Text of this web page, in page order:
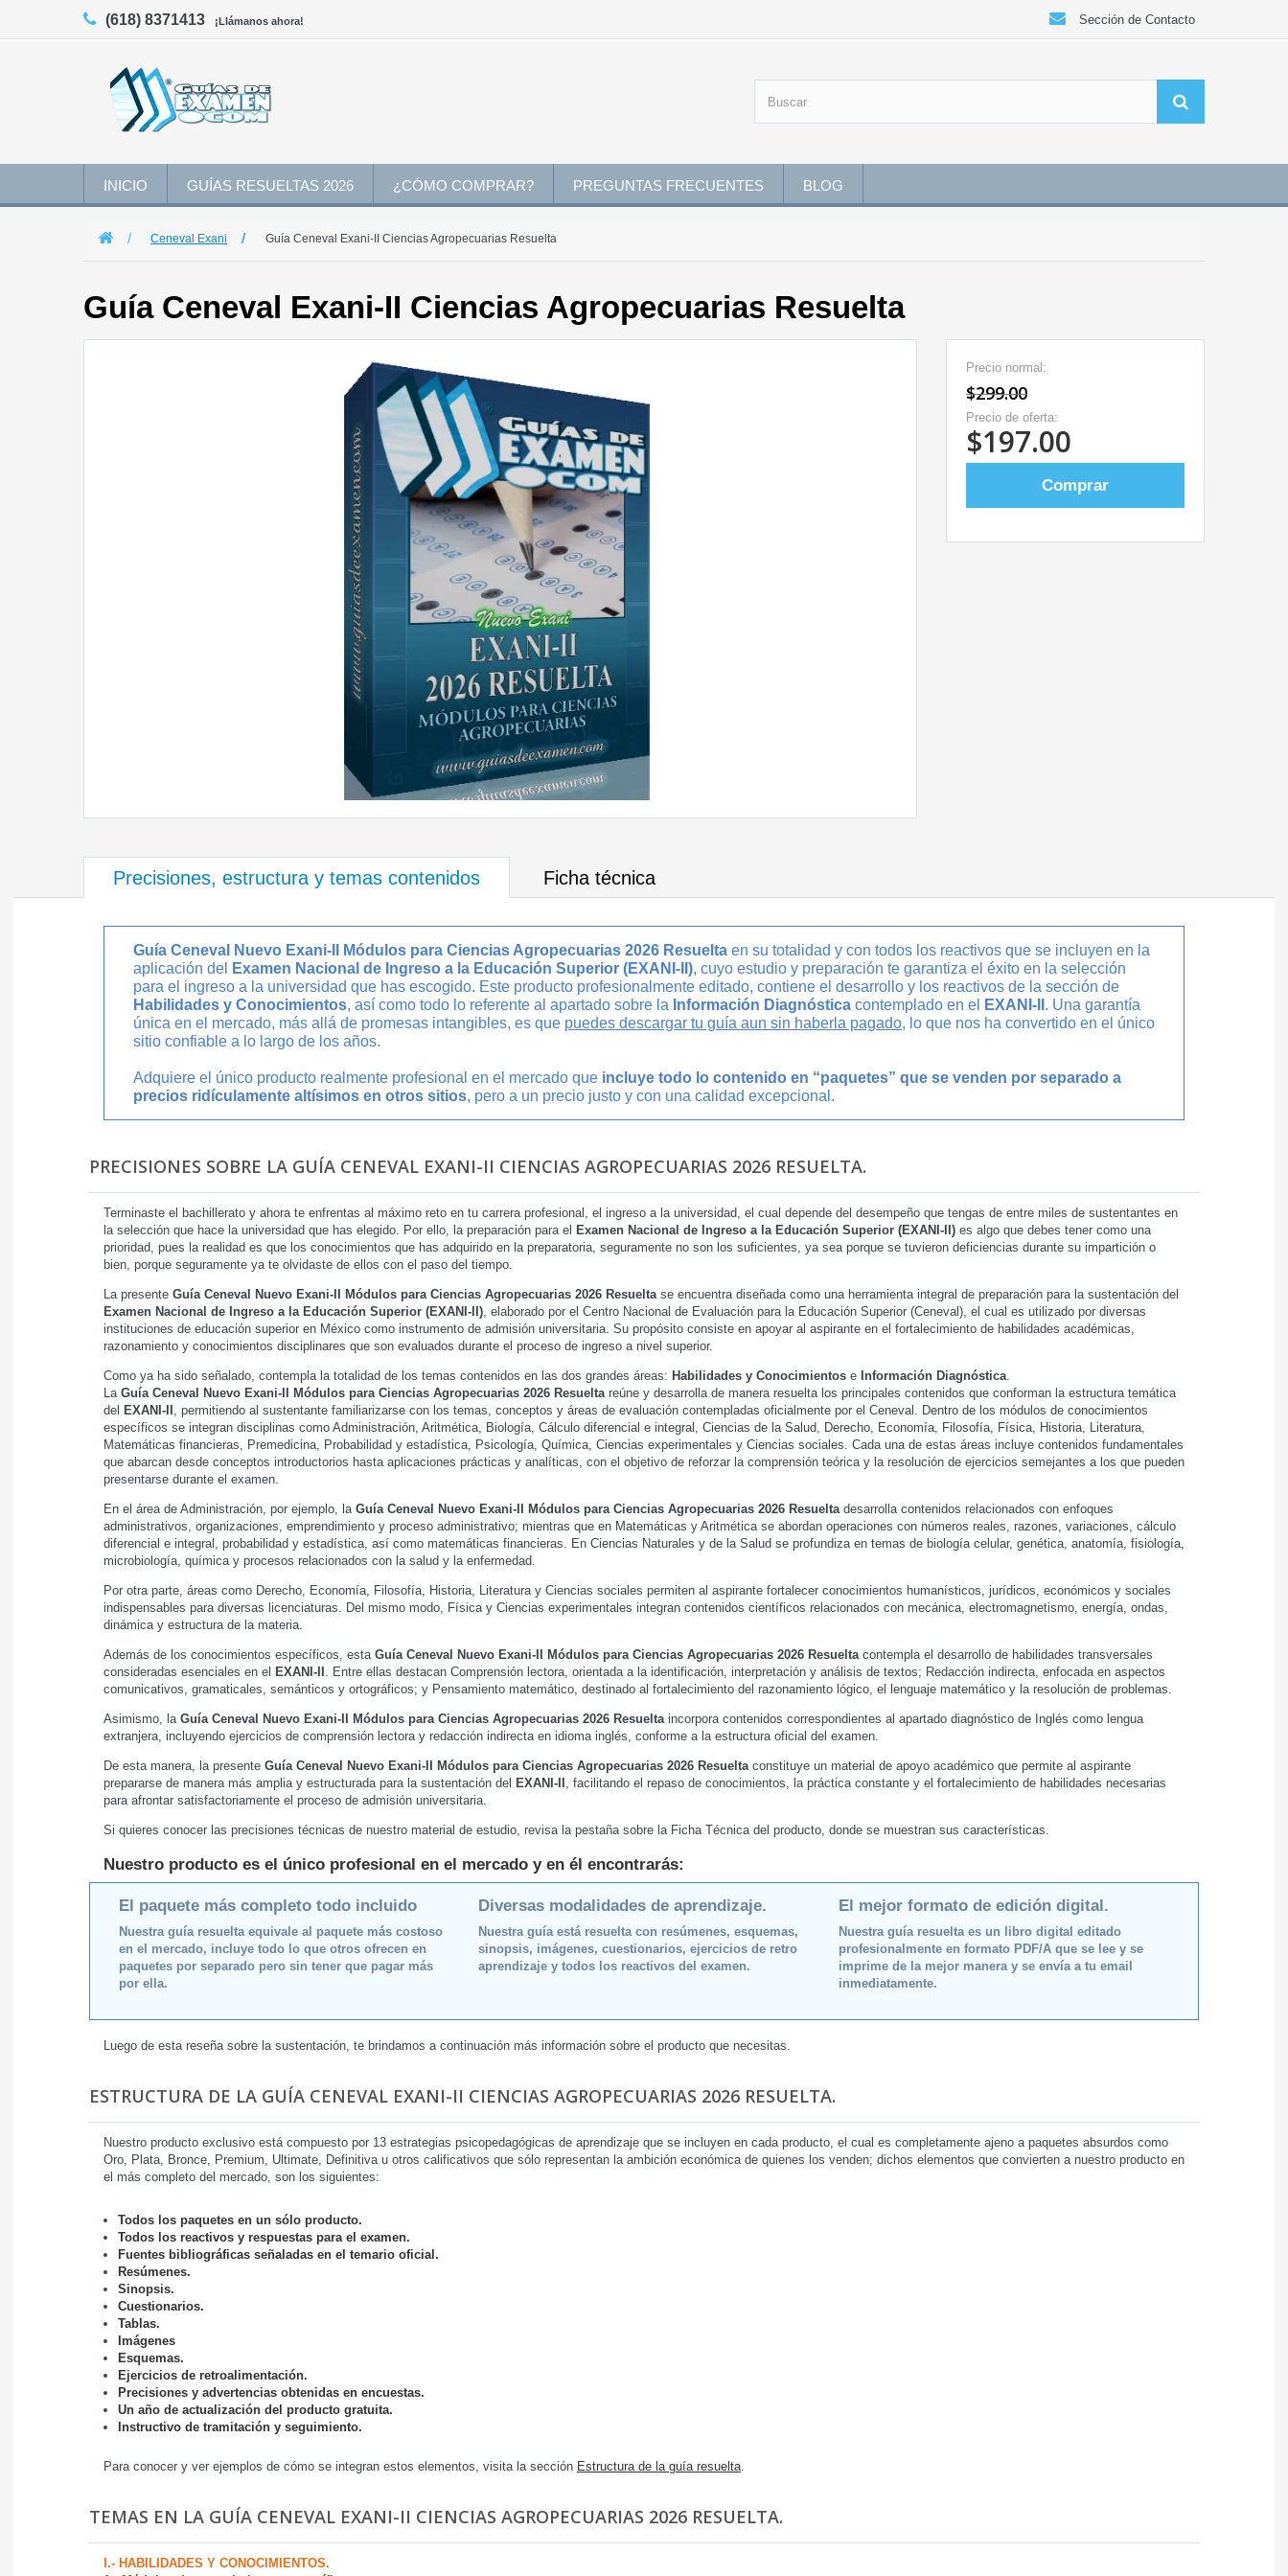
Sección de Contacto
(618) 8371413 ¡Llámanos ahora!
INICIO GUÍAS RESUELTAS 2026 ¿CÓMO COMPRAR? PREGUNTAS FRECUENTES BLOG
Ceneval Exani Guía Ceneval Exani-II Ciencias Agropecuarias Resuelta
Guía Ceneval Exani-II Ciencias Agropecuarias Resuelta
Precio normal:
$299.00
Precio de oferta:
$197.00
Comprar
Precisiones, estructura y temas contenidos Ficha técnica
Guía Ceneval Nuevo Exani-II Módulos para Ciencias Agropecuarias 2026 Resuelta en su totalidad y con todos los reactivos que se incluyen en la
aplicación del
Examen Nacional de Ingreso a la Educación Superior (EXANI-II), cuyo estudio y preparación te garantiza el éxito en la selección
para el ingreso a la universidad que has escogido. Este producto profesionalmente editado, contiene el desarrollo y los reactivos de la sección de
Habilidades y Conocimientos, así como todo lo referente al apartado sobre la Información Diagnóstica contemplado en el EXANI-II . Una garantía
única en el mercado, más allá de promesas intangibles, es que puedes descargar tu guía aun sin haberla pagado, lo que nos ha convertido en el único
sitio confiable a lo largo de los años.
Adquiere el único producto realmente profesional en el mercado que incluye todo lo contenido en “paquetes” que se venden por separado a
precios ridículamente altísimos en otros sitios, pero a un precio justo y con una calidad excepcional.
PRECISIONES SOBRE LA GUÍA CENEVAL EXANI-II CIENCIAS AGROPECUARIAS 2026 RESUELTA.
Terminaste el bachillerato y ahora te enfrentas al máximo reto en tu carrera profesional, el ingreso a la universidad, el cual depende del desempeño que tengas de entre miles de sustentantes en
la selección que hace la universidad que has elegido. Por ello, la preparación para el Examen Nacional de Ingreso a la Educación Superior (EXANI-II) es algo que debes tener como una
prioridad, pues la realidad es que los conocimientos que has adquirido en la preparatoria, seguramente no son los suficientes, ya sea porque se tuvieron deficiencias durante su impartición o
bien, porque seguramente ya te olvidaste de ellos con el paso del tiempo.
La presente Guía Ceneval Nuevo Exani-II Módulos para Ciencias Agropecuarias 2026 Resueltase encuentra diseñada como una herramienta integral de preparación para la sustentación del
Examen Nacional de Ingreso a la Educación Superior (EXANI-II), elaborado por el Centro Nacional de Evaluación para la Educación Superior (Ceneval), el cual es utilizado por diversas
instituciones de educación superior en México como instrumento de admisión universitaria. Su propósito consiste en apoyar al aspirante en el fortalecimiento de habilidades académicas,
razonamiento y conocimientos disciplinares que son evaluados durante el proceso de ingreso a nivel superior.
Como ya ha sido señalado, contempla la totalidad de los temas contenidos en las dos grandes áreas: Habilidades y Conocimientos e Información Diagnóstica.
La Guía Ceneval Nuevo Exani-II Módulos para Ciencias Agropecuarias 2026 Resueltareúne y desarrolla de manera resuelta los principales contenidos que conforman la estructura temática
del EXANI-II , permitiendo al sustentante familiarizarse con los temas, conceptos y áreas de evaluación contempladas oficialmente por el Ceneval. Dentro de los módulos de conocimientos
específicos se integran disciplinas como Administración, Aritmética, Biología, Cálculo diferencial e integral, Ciencias de la Salud, Derecho, Economía, Filosofía, Física, Historia, Literatura,
Matemáticas financieras, Premedicina, Probabilidad y estadística, Psicología, Química, Ciencias experimentales y Ciencias sociales. Cada una de estas áreas incluye contenidos fundamentales
que abarcan desde conceptos introductorios hasta aplicaciones prácticas y analíticas, con el objetivo de reforzar la comprensión teórica y la resolución de ejercicios semejantes a los que pueden
presentarse durante el examen.
En el área de Administración, por ejemplo, la Guía Ceneval Nuevo Exani-II Módulos para Ciencias Agropecuarias 2026 Resueltadesarrolla contenidos relacionados con enfoques
administrativos, organizaciones, emprendimiento y proceso administrativo; mientras que en Matemáticas y Aritmética se abordan operaciones con números reales, razones, variaciones, cálculo
diferencial e integral, probabilidad y estadística, así como matemáticas financieras. En Ciencias Naturales y de la Salud se profundiza en temas de biología celular, genética, anatomía, fisiología,
microbiología, química y procesos relacionados con la salud y la enfermedad.
Por otra parte, áreas como Derecho, Economía, Filosofía, Historia, Literatura y Ciencias sociales permiten al aspirante fortalecer conocimientos humanísticos, jurídicos, económicos y sociales
indispensables para diversas licenciaturas. Del mismo modo, Física y Ciencias experimentales integran contenidos científicos relacionados con mecánica, electromagnetismo, energía, ondas,
dinámica y estructura de la materia.
Además de los conocimientos específicos, esta Guía Ceneval Nuevo Exani-II Módulos para Ciencias Agropecuarias 2026 Resueltacontempla el desarrollo de habilidades transversales
consideradas esenciales en el EXANI-II . Entre ellas destacan Comprensión lectora, orientada a la identificación, interpretación y análisis de textos; Redacción indirecta, enfocada en aspectos
comunicativos, gramaticales, semánticos y ortográficos; y Pensamiento matemático, destinado al fortalecimiento del razonamiento lógico, el lenguaje matemático y la resolución de problemas.
Asimismo, la Guía Ceneval Nuevo Exani-II Módulos para Ciencias Agropecuarias 2026 Resueltaincorpora contenidos correspondientes al apartado diagnóstico de Inglés como lengua
extranjera, incluyendo ejercicios de comprensión lectora y redacción indirecta en idioma inglés, conforme a la estructura oficial del examen.
De esta manera, la presente Guía Ceneval Nuevo Exani-II Módulos para Ciencias Agropecuarias 2026 Resueltaconstituye un material de apoyo académico que permite al aspirante
prepararse de manera más amplia y estructurada para la sustentación del EXANI-II , facilitando el repaso de conocimientos, la práctica constante y el fortalecimiento de habilidades necesarias
para afrontar satisfactoriamente el proceso de admisión universitaria.
Si quieres conocer las precisiones técnicas de nuestro material de estudio, revisa la pestaña sobre la Ficha Técnica del producto, donde se muestran sus características.
Nuestro producto es el único profesional en el mercado y en él encontrarás:
El paquete más completo todo incluido
Nuestra guía resuelta equivale al paquete más costoso
en el mercado, incluye todo lo que otros ofrecen en
paquetes por separado pero sin tener que pagar más
por ella.
Diversas modalidades de aprendizaje.
Nuestra guía está resuelta con resúmenes, esquemas,
sinopsis, imágenes, cuestionarios, ejercicios de retro
aprendizaje y todos los reactivos del examen.
El mejor formato de edición digital.
Nuestra guía resuelta es un libro digital editado
profesionalmente en formato PDF/A que se lee y se
imprime de la mejor manera y se envía a tu email
inmediatamente.
Luego de esta reseña sobre la sustentación, te brindamos a continuación más información sobre el producto que necesitas.
ESTRUCTURA DE LA GUÍA CENEVAL EXANI-II CIENCIAS AGROPECUARIAS 2026 RESUELTA.
Nuestro producto exclusivo está compuesto por 13 estrategias psicopedagógicas de aprendizaje que se incluyen en cada producto, el cual es completamente ajeno a paquetes absurdos como
Oro, Plata, Bronce, Premium, Ultimate, Definitiva u otros calificativos que sólo representan la ambición económica de quienes los venden; dichos elementos que convierten a nuestro producto en
el más completo del mercado, son los siguientes:
Todos los paquetes en un sólo producto.
Todos los reactivos y respuestas para el examen.
Fuentes bibliográficas señaladas en el temario oficial.
Resúmenes.
Sinopsis.
Cuestionarios.
Tablas.
Imágenes
Esquemas.
Ejercicios de retroalimentación.
Precisiones y advertencias obtenidas en encuestas.
Un año de actualización del producto gratuita.
Instructivo de tramitación y seguimiento.
Para conocer y ver ejemplos de cómo se integran estos elementos, visita la sección Estructura de la guía resuelta.
TEMAS EN LA GUÍA CENEVAL EXANI-II CIENCIAS AGROPECUARIAS 2026 RESUELTA.
I.- HABILIDADES Y CONOCIMIENTOS.